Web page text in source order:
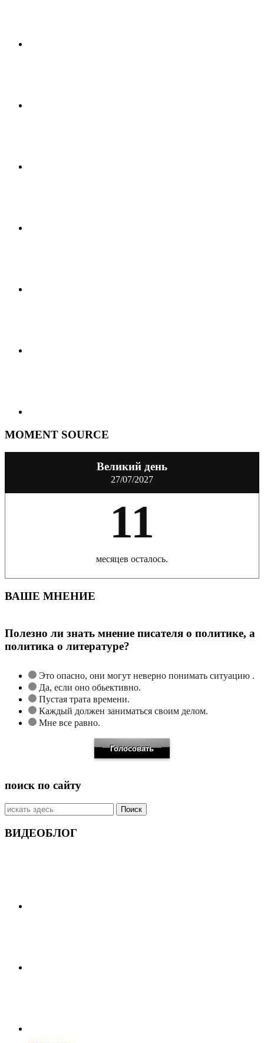
MOMENT SOURCE
Великий день
27/07/2027
11
месяцев осталось.
ВАШЕ МНЕНИЕ
Полезно ли знать мнение писателя о политике, а
политика о литературе?
Это опасно, они могут неверно понимать ситуацию .
Да, если оно обьективно.
Пустая трата времени.
Каждый должен заниматься своим делом.
Мне все равно.
поиск по сайту
Искать:
ВИДЕОБЛОГ